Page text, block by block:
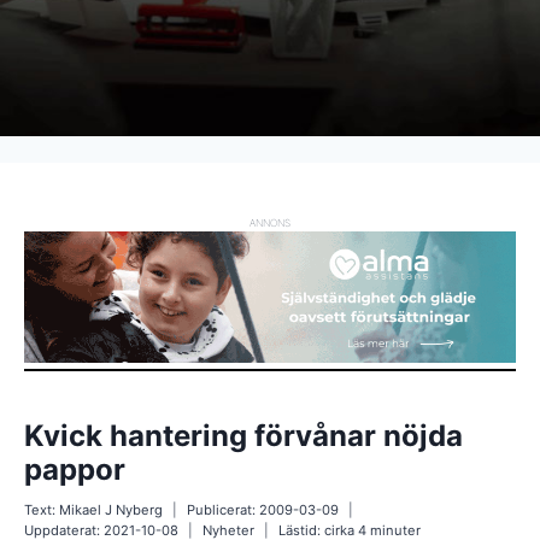
ANNONS
Kvick hantering förvånar nöjda
pappor
Text: Mikael J Nyberg Publicerat: 2009-03-09
Uppdaterat: 2021-10-08 Nyheter Lästid: cirka4minuter